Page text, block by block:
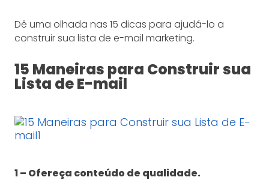
Dê uma olhada nas 15 dicas para ajudá-lo a
construir sua lista de e-mail marketing.
15 Maneiras para Construir sua
Lista de E-mail
1 – Ofereça conteúdo de qualidade.